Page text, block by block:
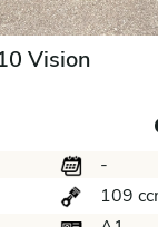
Vision
-
109